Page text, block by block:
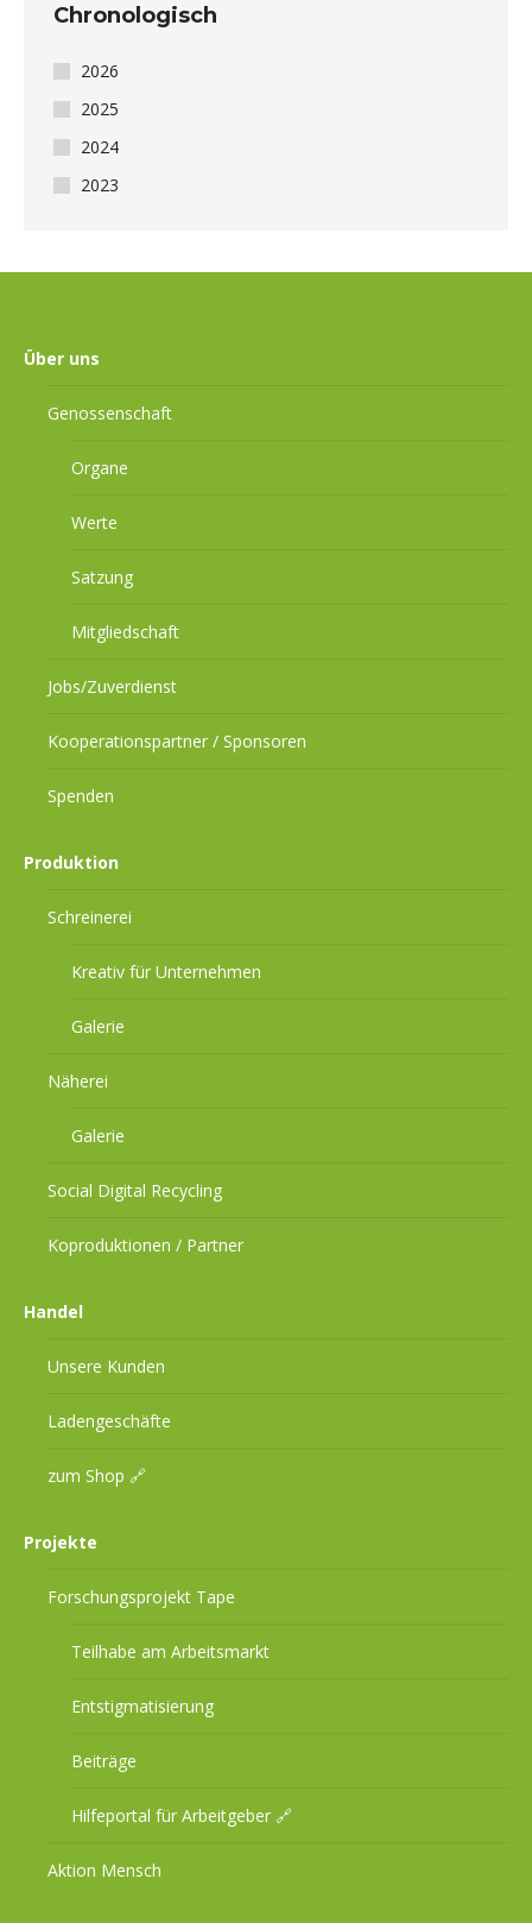
Chronologisch
2026
2025
2024
2023
Über uns
Genossenschaft
Organe
Werte
Satzung
Mitgliedschaft
Jobs/Zuverdienst
Kooperationspartner / Sponsoren
Spenden
Produktion
Schreinerei
Kreativ für Unternehmen
Galerie
Näherei
Galerie
Social Digital Recycling
Koproduktionen / Partner
Handel
Unsere Kunden
Ladengeschäfte
zum Shop 🔗
Projekte
Forschungsprojekt Tape
Teilhabe am Arbeitsmarkt
Entstigmatisierung
Beiträge
Hilfeportal für Arbeitgeber 🔗
Aktion Mensch